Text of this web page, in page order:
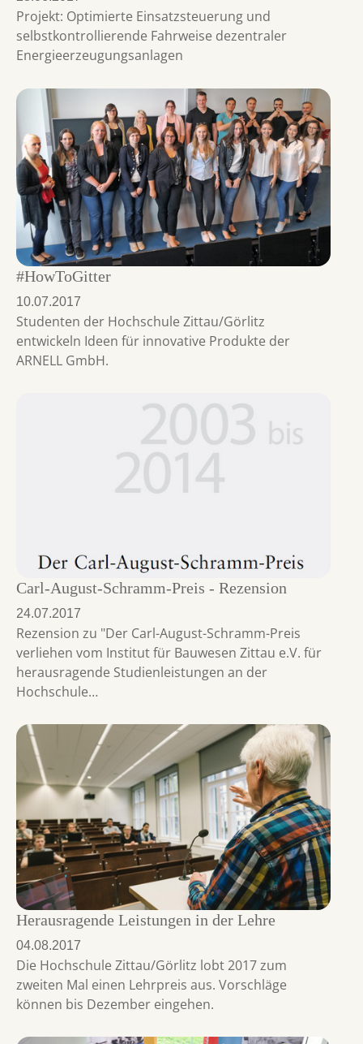
Projekt: Optimierte Einsatzsteuerung und
selbstkontrollierende Fahrweise dezentraler
Energieerzeugungsanlagen
#HowToGitter
10.07.2017
Studenten der Hochschule Zittau/Görlitz
entwickeln Ideen für innovative Produkte der
ARNELL GmbH.
Carl-August-Schramm-Preis - Rezension
24.07.2017
Rezension zu "Der Carl-August-Schramm-Preis
verliehen vom Institut für Bauwesen Zittau e.V. für
herausragende Studienleistungen an der
Hochschule…
Herausragende Leistungen in der Lehre
04.08.2017
Die Hochschule Zittau/Görlitz lobt 2017 zum
zweiten Mal einen Lehrpreis aus. Vorschläge
können bis Dezember eingehen.